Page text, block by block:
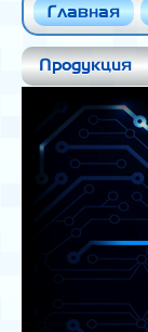
Главная
Продукция